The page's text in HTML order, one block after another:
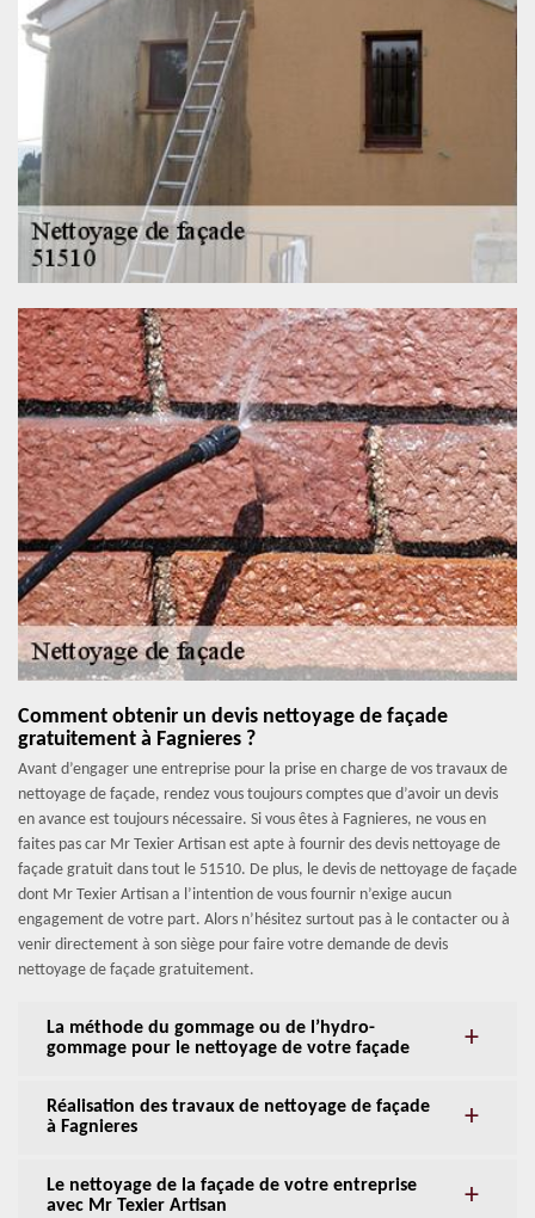
Comment obtenir un devis nettoyage de façade
gratuitement à Fagnieres ?
Avant d’engager une entreprise pour la prise en charge de vos travaux de
nettoyage de façade, rendez vous toujours comptes que d’avoir un devis
en avance est toujours nécessaire. Si vous êtes à Fagnieres, ne vous en
faites pas car Mr Texier Artisan est apte à fournir des devis nettoyage de
façade gratuit dans tout le 51510. De plus, le devis de nettoyage de façade
dont Mr Texier Artisan a l’intention de vous fournir n’exige aucun
engagement de votre part. Alors n’hésitez surtout pas à le contacter ou à
venir directement à son siège pour faire votre demande de devis
nettoyage de façade gratuitement.
La méthode du gommage ou de l’hydro-
gommage pour le nettoyage de votre façade
Réalisation des travaux de nettoyage de façade
à Fagnieres
Le nettoyage de la façade de votre entreprise
avec Mr Texier Artisan